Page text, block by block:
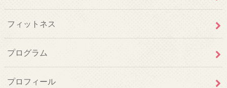
フィットネス
プログラム
プロフィール